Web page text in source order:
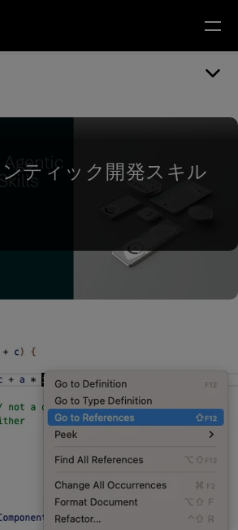
: language server
ティック開発スキル